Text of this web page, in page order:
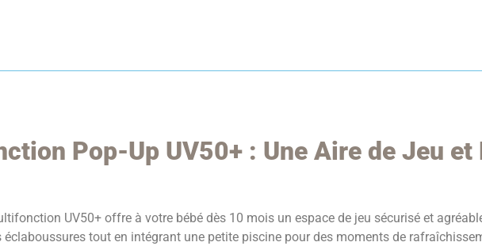
Pop-Up UV50+ : Une Aire de Jeu et
UV50+ offre à votre bébé dès 10 mois un espace de jeu sécurisé et
tout en intégrant une petite piscine pour des moments de